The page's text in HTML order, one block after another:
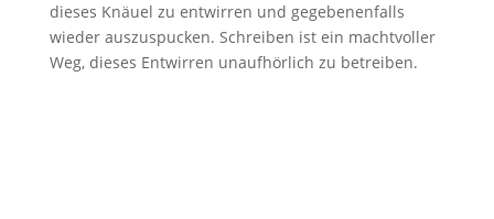
dieses Knäuel zu entwirren und gegebenenfalls
wieder auszuspucken. Schreiben ist ein machtvoller
Weg, dieses Entwirren unaufhörlich zu betreiben.